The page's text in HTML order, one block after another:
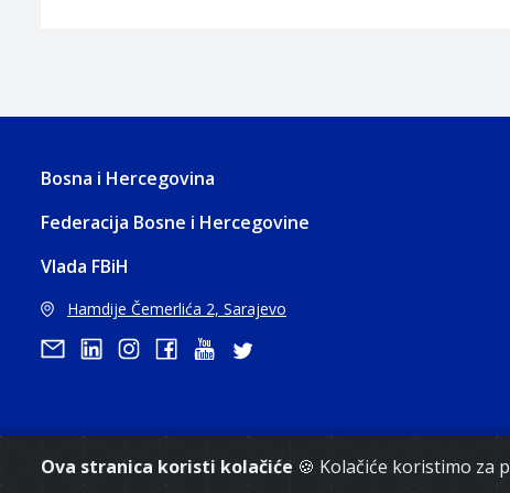
Ova stranica koristi kolačiće 🍪 Kolačiće koristimo za
Bosna i Hercegovina
Federacija Bosne i Hercegovine
Vlada FBiH
Hamdije Čemerlića 2, Sarajevo